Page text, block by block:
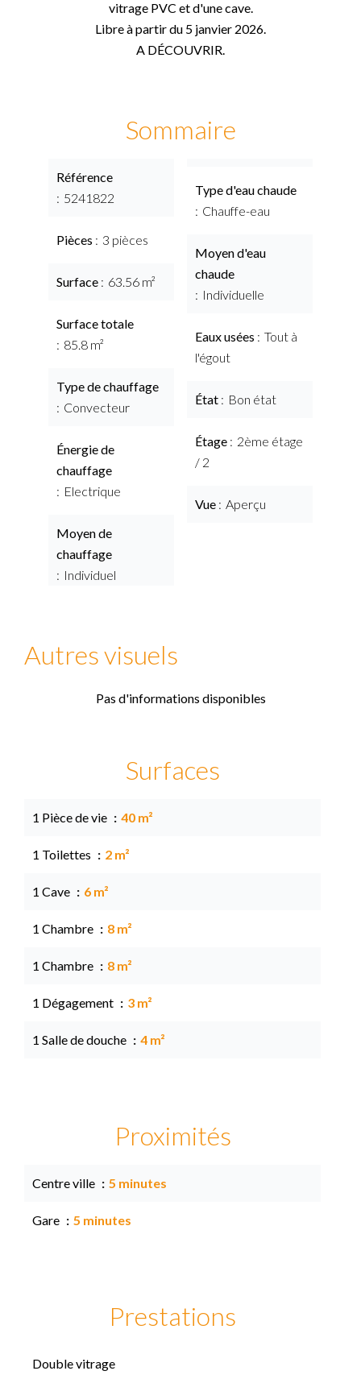
vitrage PVC et d'une cave.
Libre à partir du 5 janvier 2026.
A DÉCOUVRIR.
Sommaire
Référence
5241822
Pièces 3 pièces
Surface 63.56 m²
Surface totale
85.8 m²
Type de chauffage
Convecteur
Énergie de
chauffage
Electrique
Moyen de
chauffage
Individuel
Type d'eau chaude
Chauffe-eau
Moyen d'eau
chaude
Individuelle
Eaux usées
Tout à
l'égout
État Bon état
Étage
2ème étage
/ 2
Vue Aperçu
Autres visuels
Pas d'informations disponibles
Surfaces
1 Pièce de vie 40 m²
1 Toilettes 2 m²
1 Cave 6 m²
1 Chambre 8 m²
1 Chambre 8 m²
1 Dégagement 3 m²
1 Salle de douche 4 m²
Proximités
Centre ville 5 minutes
Gare 5 minutes
Prestations
Double vitrage